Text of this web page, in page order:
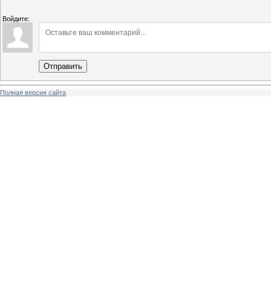
Войдите:
Отправить
Полная версия сайта